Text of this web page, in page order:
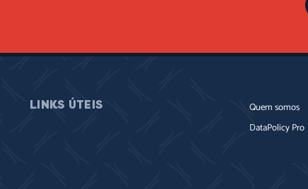
LINKS ÚTEIS
Quem somos
DataPolicy Pro